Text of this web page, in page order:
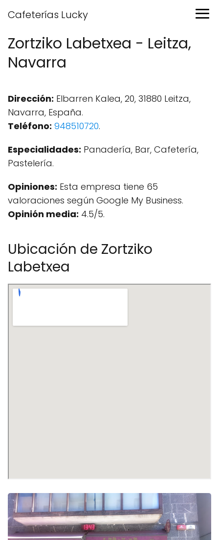
Cafeterías Lucky
Zortziko Labetxea - Leitza,
Navarra
Dirección: Elbarren Kalea, 20, 31880 Leitza,
Navarra, España.
Teléfono: 948510720.
Especialidades: Panadería, Bar, Cafetería,
Pastelería.
Opiniones: Esta empresa tiene 65
valoraciones según Google My Business.
Opinión media: 4.5/5.
Ubicación de Zortziko
Labetxea